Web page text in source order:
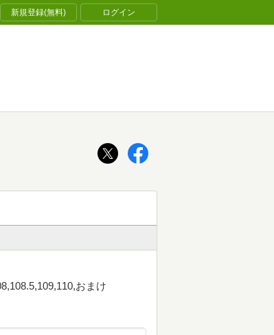
新規登録(無料) ログイン
おまけ